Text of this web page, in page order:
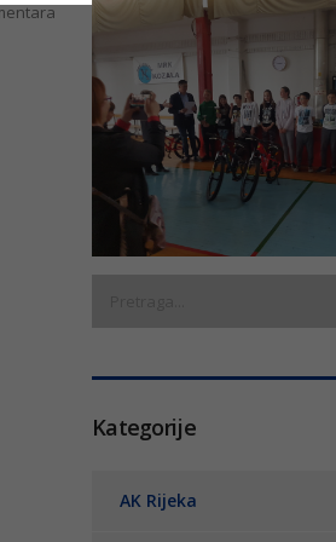
Kategorije
AK Rijeka